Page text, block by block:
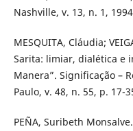
Nashville, v. 13, n. 1,
MESQUITA, Cláudia;
Sarita: limiar, dialética e
Manera”. Significação –
Paulo, v. 48, n. 55, p. 17-
PEÑA, Suribeth